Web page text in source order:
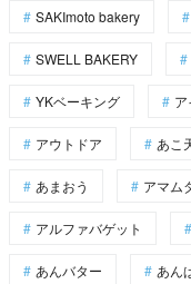
SAKImoto bakery
SWELL BAKERY
YKベーキング
アウトドア あこ
あまおう アマム
アルファバゲット
あんバター あん